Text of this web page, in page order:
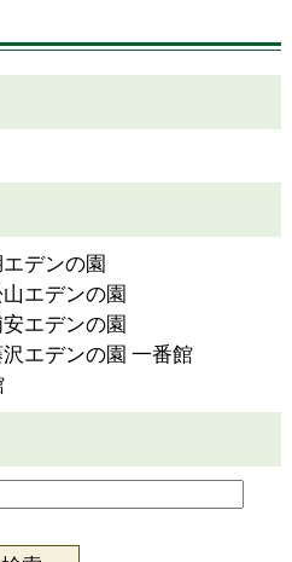
デンの園
エデンの園
エデンの園
エデンの園 一番館